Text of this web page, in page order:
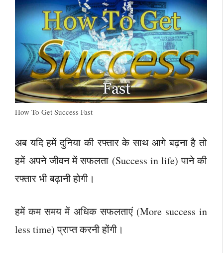
How To Get Success Fast
अब यदि हमें दुनिया की रफ्तार के साथ आगे बढ़ना है तो
हमें अपने जीवन में सफलता (Success in life) पाने की
रफ्तार भी बढ़ानी होगी।
हमें कम समय में अधिक सफलताएं (More success in
less time) प्राप्त करनी होंगी।